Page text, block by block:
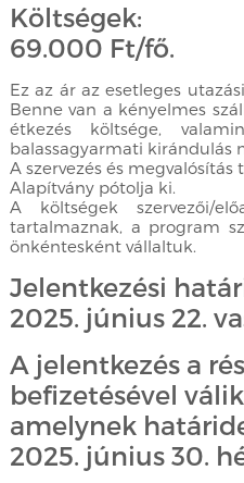
Költségek:
69.000 Ft/fő.
Ez az ár az esetleges
Benne van a kényelmes
étkezés költsége,
balassagyarmati kirándulás
A szervezés és
Alapítvány pótolja ki.
A költségek szervezői/
tartalmaznak, a program
önkéntesként vállaltuk.
Jelentkezési
2025. június 22.
A jelentkezés a
befizetésével
amelynek
2025. június 30.